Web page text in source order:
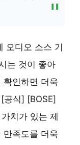
오디오 소스 기
는 것이 좋아
확인하면 더욱
공식] [BOSE]
치가 있는 제
만족도를 더욱